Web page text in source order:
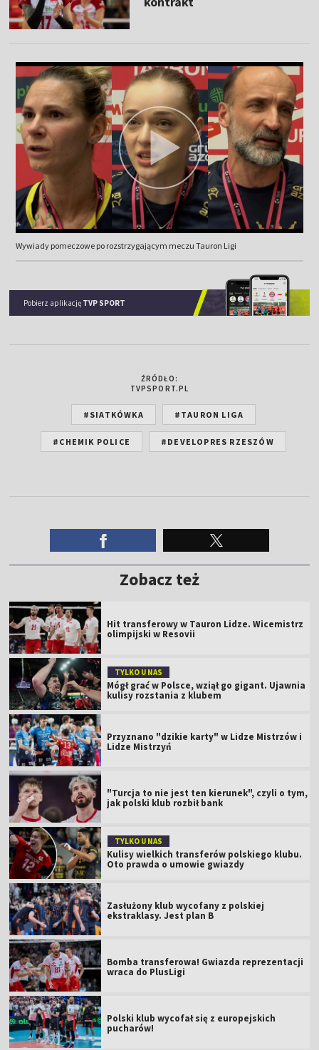
Wywiady pomeczowe po rozstrzygającym meczu Tauron Ligi
Pobierz aplikację TVP SPORT
ŹRÓDŁO:
TVPSPORT.PL
#SIATKÓWKA #TAURON LIGA
#CHEMIK POLICE #DEVELOPRES RZESZÓW
Zobacz też
Hit transferowy w Tauron Lidze. Wicemistrz
olimpijski w Resovii
TYLKO U NAS
Mógł grać w Polsce, wziął go gigant. Ujawnia
kulisy rozstania z klubem
Przyznano "dzikie karty" w Lidze Mistrzów i
Lidze Mistrzyń
"Turcja to nie jest ten kierunek", czyli o tym,
jak polski klub rozbił bank
TYLKO U NAS
Kulisy wielkich transferów polskiego klubu.
Oto prawda o umowie gwiazdy
Zasłużony klub wycofany z polskiej
ekstraklasy. Jest plan B
Bomba transferowa! Gwiazda reprezentacji
wraca do PlusLigi
Polski klub wycofał się z europejskich
pucharów!